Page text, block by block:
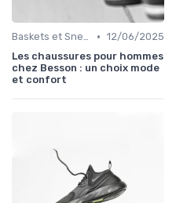
Baskets et Sneakers • 12/06/2025
Les chaussures pour hommes
chez Besson : un choix mode
et confort